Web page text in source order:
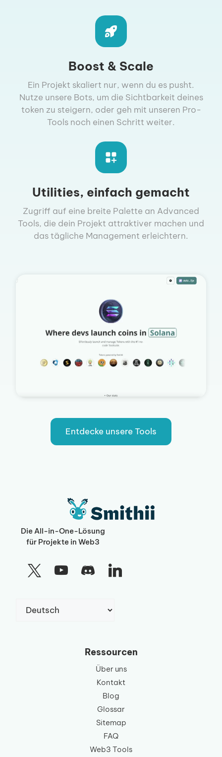
Boost & Scale
Ein Projekt skaliert nur, wenn du es pusht.
Nutze unsere Bots, um die Sichtbarkeit deines
token zu steigern, oder geh mit unseren Pro-
Tools noch einen Schritt weiter.
Utilities, einfach gemacht
Zugriff auf eine breite Palette an Advanced
Tools, die dein Projekt attraktiver machen und
das tägliche Management erleichtern.
Entdecke unsere Tools
Die All-in-One-Lösung
für Projekte in Web3
auswählen
Ressourcen
Über uns
Kontakt
Blog
Glossar
Sitemap
FAQ
Web3 Tools